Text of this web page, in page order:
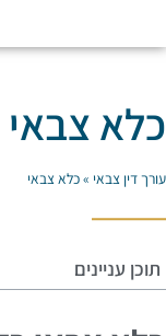
כלא צבאי
עורך דין צבאי »כלא צבאי
תוכן עניינים